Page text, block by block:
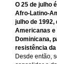
O 25 de julho
Afro-Latino-
julho de
Americanas e
Dominicana,
resistência
Desde então,